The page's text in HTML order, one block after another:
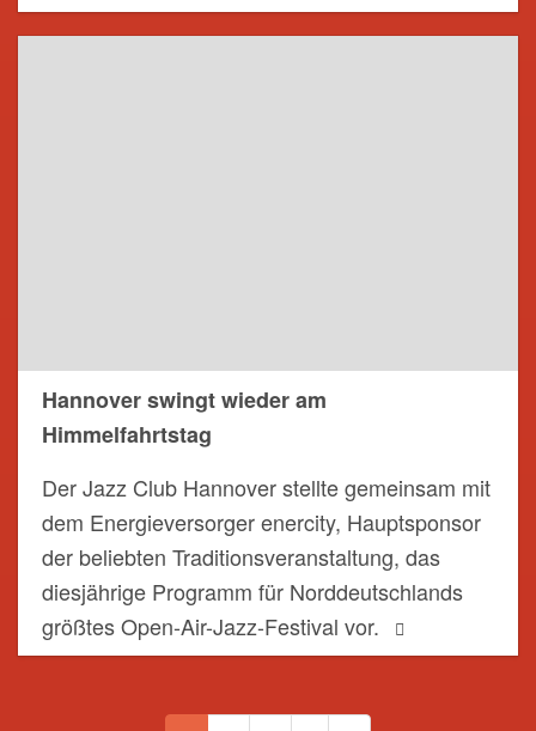
Hannover swingt wieder am
Himmelfahrtstag
Der Jazz Club Hannover stellte gemeinsam mit
dem Energieversorger enercity, Hauptsponsor
der beliebten Traditionsveranstaltung, das
diesjährige Programm für Norddeutschlands
größtes Open-Air-Jazz-Festival vor.
SEITENNUMMERIERUNG